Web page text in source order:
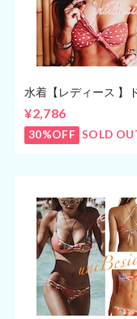
水着【レディース 】
号,7号,9号)
¥2,786
30%OFF SOLD